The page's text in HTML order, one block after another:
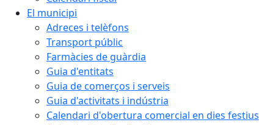
El municipi
Adreces i telèfons
Transport públic
Farmàcies de guàrdia
Guia d'entitats
Guia de comerços i serveis
Guia d'activitats i indústria
Calendari d'obertura comercial en dies festius